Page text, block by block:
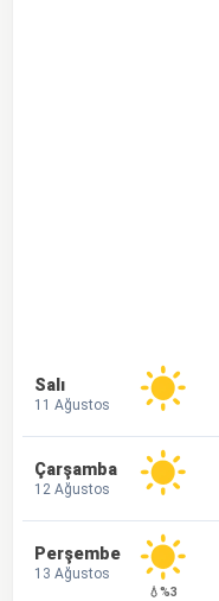
Salı
11 Ağustos
Çarşamba
12 Ağustos
Perşembe
13 Ağustos
💧%3